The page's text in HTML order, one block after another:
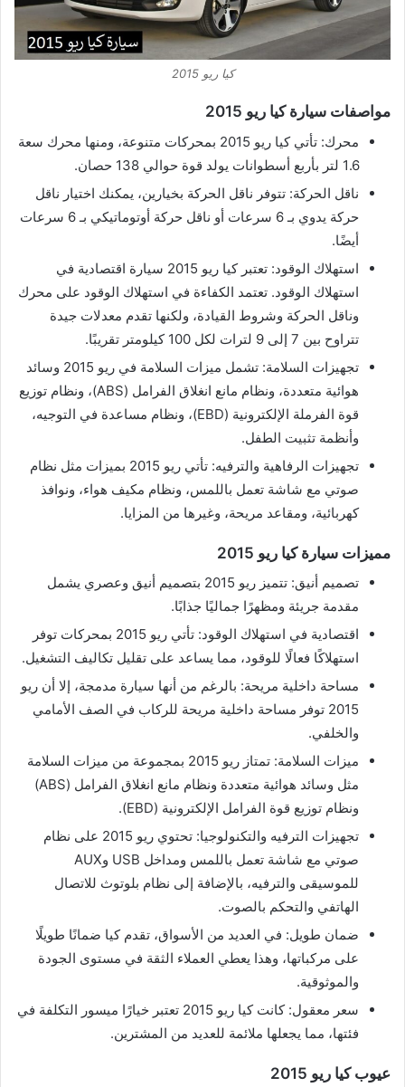
كيا ريو 2015
مواصفات سيارة كيا ريو 2015
محرك: تأتي كيا ريو 2015 بمحركات متنوعة، ومنها محرك سعة
1.6 لتر بأربع أسطوانات يولد قوة حوالي 138 حصان.
ناقل الحركة: تتوفر ناقل الحركة بخيارين، يمكنك اختيار ناقل
حركة يدوي بـ 6 سرعات أو ناقل حركة أوتوماتيكي بـ 6 سرعات
أيضًا.
استهلاك الوقود: تعتبر كيا ريو 2015 سيارة اقتصادية في
استهلاك الوقود. تعتمد الكفاءة في استهلاك الوقود على محرك
وناقل الحركة وشروط القيادة، ولكنها تقدم معدلات جيدة
تتراوح بين 7 إلى 9 لترات لكل 100 كيلومتر تقريبًا.
تجهيزات السلامة: تشمل ميزات السلامة في ريو 2015 وسائد
هوائية متعددة، ونظام مانع انغلاق الفرامل (ABS)، ونظام توزيع
قوة الفرملة الإلكترونية (EBD)، ونظام مساعدة في التوجيه،
وأنظمة تثبيت الطفل.
تجهيزات الرفاهية والترفيه: تأتي ريو 2015 بميزات مثل نظام
صوتي مع شاشة تعمل باللمس، ونظام مكيف هواء، ونوافذ
كهربائية، ومقاعد مريحة، وغيرها من المزايا.
مميزات سيارة كيا ريو 2015
تصميم أنيق: تتميز ريو 2015 بتصميم أنيق وعصري يشمل
مقدمة جريئة ومظهرًا جماليًا جذابًا.
اقتصادية في استهلاك الوقود: تأتي ريو 2015 بمحركات توفر
استهلاكًا فعالًا للوقود، مما يساعد على تقليل تكاليف التشغيل.
مساحة داخلية مريحة: بالرغم من أنها سيارة مدمجة، إلا أن ريو
2015 توفر مساحة داخلية مريحة للركاب في الصف الأمامي
والخلفي.
ميزات السلامة: تمتاز ريو 2015 بمجموعة من ميزات السلامة
مثل وسائد هوائية متعددة ونظام مانع انغلاق الفرامل (ABS)
ونظام توزيع قوة الفرامل الإلكترونية (EBD).
تجهيزات الترفيه والتكنولوجيا: تحتوي ريو 2015 على نظام
صوتي مع شاشة تعمل باللمس ومداخل USB وAUX
للموسيقى والترفيه، بالإضافة إلى نظام بلوتوث للاتصال
الهاتفي والتحكم بالصوت.
ضمان طويل: في العديد من الأسواق، تقدم كيا ضمانًا طويلًا
على مركباتها، وهذا يعطي العملاء الثقة في مستوى الجودة
والموثوقية.
سعر معقول: كانت كيا ريو 2015 تعتبر خيارًا ميسور التكلفة في
فئتها، مما يجعلها ملائمة للعديد من المشترين.
عيوب كيا ريو 2015